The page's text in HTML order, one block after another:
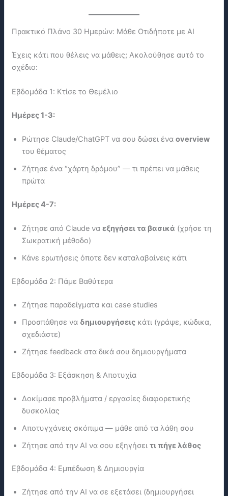
Πρακτικό Πλάνο 30 Ημερών: Μάθε Οτιδήποτε με ΑΙ
Έχεις κάτι που θέλεις να μάθεις; Ακολούθησε αυτό το
σχέδιο:
Εβδομάδα 1: Κτίσε το Θεμέλιο
Ημέρες 1-3:
Ρώτησε Claude/ChatGPT να σου δώσει έναoverview
του θέματος
Ζήτησε ένα “χάρτη δρόμου” — τι πρέπει να μάθεις
πρώτα
Ημέρες 4-7:
Ζήτησε από Claude ναεξηγήσει τα βασικά (χρήσε τη
Σωκρατική μέθοδο)
Κάνε ερωτήσεις όποτε δεν καταλαβαίνεις κάτι
Εβδομάδα 2: Πάμε Βαθύτερα
Ζήτησε παραδείγματα και case studies
Προσπάθησε να δημιουργήσεις κάτι (γράψε, κώδικα,
σχεδιάστε)
Ζήτησε feedback στα δικά σου δημιουργήματα
Εβδομάδα 3: Εξάσκηση & Αποτυχία
Δοκίμασε προβλήματα / εργασίες διαφορετικής
δυσκολίας
Αποτυγχάνεις σκόπιμα — μάθε από τα λάθη σου
Ζήτησε από την ΑΙ να σου εξηγήσειτι πήγε λάθος
Εβδομάδα 4: Εμπέδωση & Δημιουργία
Ζήτησε από την ΑΙ να σε εξετάσει (δημιουργήσει